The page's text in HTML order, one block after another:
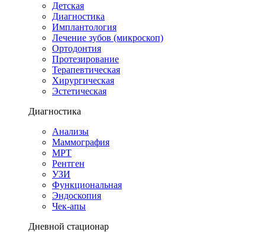
Детская
Диагностика
Имплантология
Лечение зубов (микроскоп)
Ортодонтия
Протезирование
Терапевтическая
Хирургическая
Эстетическая
Диагностика
Анализы
Маммография
МРТ
Рентген
УЗИ
Функциональная
Эндоскопия
Чек-апы
Дневной стационар